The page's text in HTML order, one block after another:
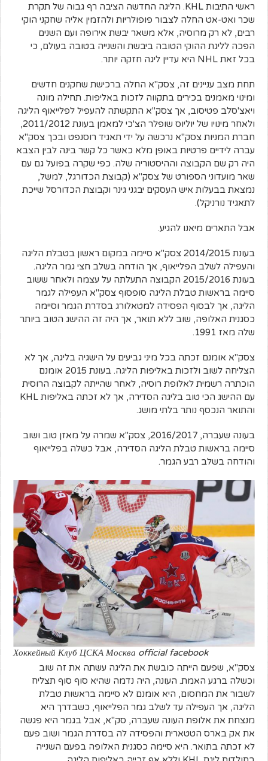
ראשי התיבות KHL. הליגה החדשה הציבה רף גבוה של תקרת
שכר ואט-אט החלה לצבור פופולריות ולהזמין אליה שחקני הוקי
רבים, לא רק מרוסיה, אלא משאר יבשת אירופה ועם השנים
הפכה לליגת ההוקי הטובה ביבשת והשנייה בטובה בעולם, כי
בכל זאת NHL היא עדיין ליגה חזקה יותר.
תחת מצב עניינים זה, צסק"א החלה ברכישת שחקנים חדשים
ומינוי מאמנים בכירים בתקווה לזכות באליפות. תחילה מונה
ויאצ'סלב פטיסוב, אך צסק"א התקשתה להעפיל לפלייאוף הליגה
ולאחר מינויו של יוליוס שופלר הצ'כי למאמן בעונת 2011/2012,
חברת המניות צסק"א נרכשה על ידי תאגיד רוסנפט ובכך צסק"א
עברה לידיים פרטיות באופן מלא כאשר כל קשר בינה לבין הצבא
היה רק שם הקבוצה וההיסטוריה שלה. כפי שקרה בפועל גם עם
שאר מועדוני הספורט של צסק"א (קבוצת הכדורגל, למשל,
נמצאת בבעלות איש העסקים יבגני גינר וקבוצת הכדורסל שייכת
לתאגיד נורניקל).
אבל התארים מיאנו להגיע.
בעונת 2014/2015 צסק"א סיימה במקום ראשון בטבלת הליגה
והעפילה לשלב הפלייאוף, אך הודחה בשלב חצי גמר הליגה.
בעונת 2015/2016 הקבוצה התעלתה על עצמה ולאחר ששוב
סיימה בראשות טבלת הליגה סופסוף צסק"א העפילה לגמר
הליגה, אך לבסוף הפסידה למטאלורג בסדרת הגמר וסיימה
כסגנית האלופה, שוב ללא תואר, אך היה זה ההישג הטוב ביותר
שלה מאז 1991.
צסק"א אומנם זכתה בכל מיני גביעים על הישגיה בליגה, אך לא
הצליחה לשוב ולזכות באליפות הליגה. בעונת 2015 אומנם
הוכתרה רשמית לאלופת רוסיה, לאחר שהייתה לקבוצה הרוסית
עם ההישג הכי טוב בליגה הסדירה, אך לא זכתה באליפות KHL
והתואר הנכסף נותר בלתי מושג.
בעונה שעברה, 2016/2017, צסק"א שמרה על מאזן טוב ושוב
סיימה בראשות טבלת הליגה הסדירה, אבל כשלה בפלייאוף
והודחה בשלב רבע הגמר.
Хоккейный Клуб ЦСКА Москва official facebook
צסק"א, שפעם הייתה כובשת את הליגה עשתה את זה שוב
וכשלה ברגע האמת. העונה, היה נדמה שהיא סוף סוף תצליח
לשבור את המחסום, היא אומנם לא סיימה בראשות טבלת
הליגה, אך העפילה עד לשלב גמר הפלייאוף, כשבדרך היא
מנצחת את אלופת העונה שעברה, סק"א, אבל בגמר היא פגשה
את אק בארס הטטארית והפסידה לה בסדרת הגמר ושוב פעם
לא זכתה בתואר. היא סיימה כסגנית האלופה בפעם השנייה